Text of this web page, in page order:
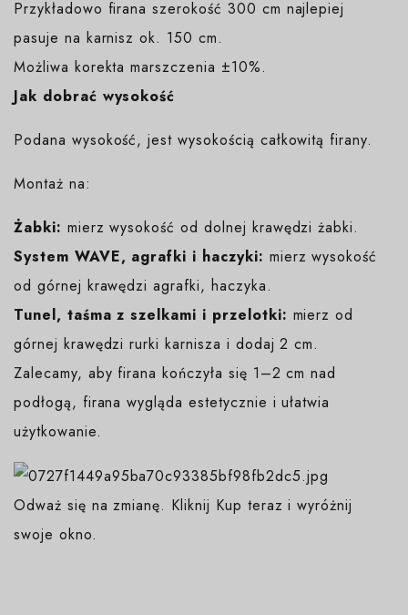
Przykładowo firana szerokość 300 cm najlepiej
pasuje na karnisz ok. 150 cm.
Możliwa korekta marszczenia ±10%.
Jak dobrać wysokość
Podana wysokość, jest wysokością całkowitą firany.
Montaż na:
Żabki: mierz wysokość od dolnej krawędzi żabki.
System WAVE, agrafki i haczyki: mierz wysokość
od górnej krawędzi agrafki, haczyka.
Tunel, taśma z szelkami i przelotki: mierz od
górnej krawędzi rurki karnisza i dodaj 2 cm.
Zalecamy, aby firana kończyła się 1–2 cm nad
podłogą, firana wygląda estetycznie i ułatwia
użytkowanie.
Odważ się na zmianę. Kliknij Kup teraz i wyróżnij
swoje okno.